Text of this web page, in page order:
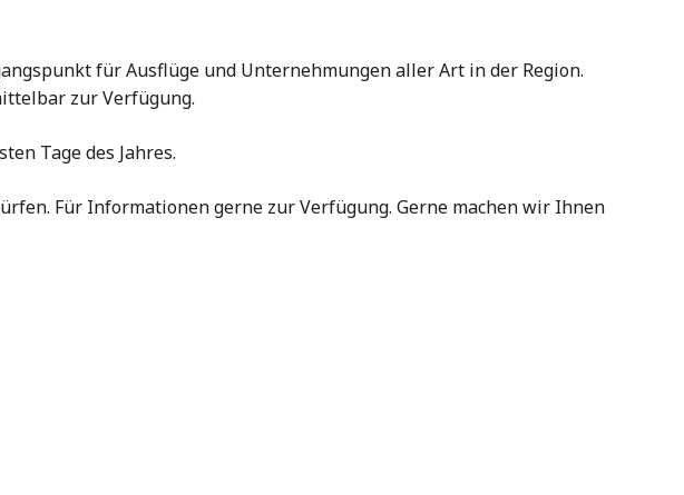
für Ausflüge und Unternehmungen aller Art in der Region.
zur Verfügung.
Tage des Jahres.
Für Informationen gerne zur Verfügung. Gerne machen wir Ihnen